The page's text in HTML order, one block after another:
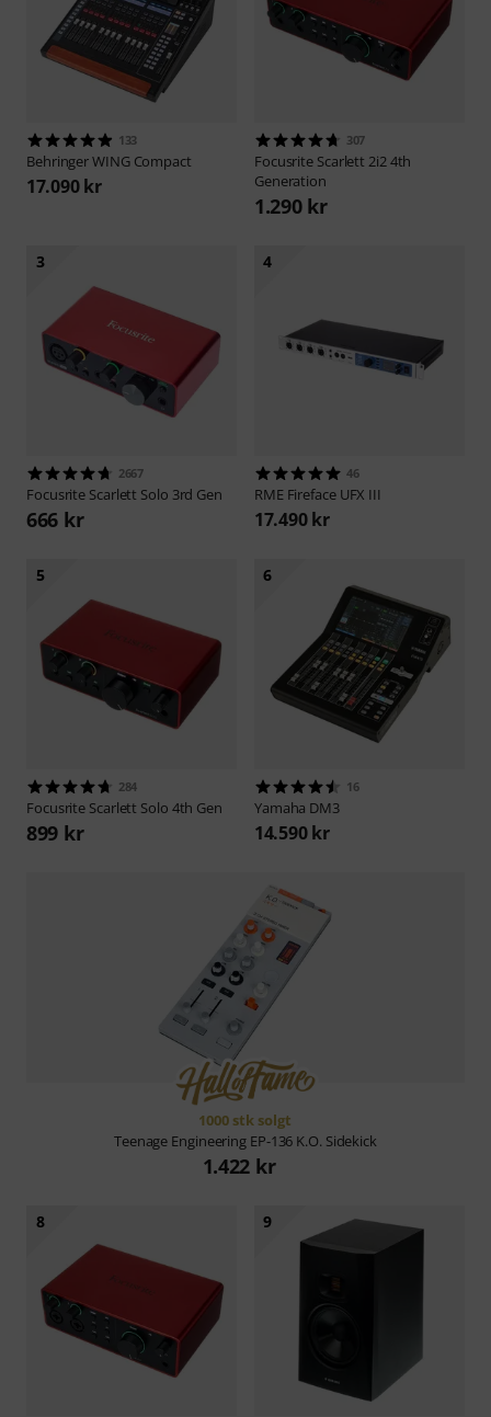
133
BehringerWING Compact
17.090 kr
307
Focusrite Scarlett 2i2 4th
Generation
1.290 kr
3
2667
Focusrite Scarlett Solo 3rd Gen
666 kr
4
46
RME Fireface UFX III
17.490 kr
5
284
Focusrite Scarlett Solo 4th Gen
899 kr
6
16
Yamaha DM3
14.590 kr
1000 stk solgt
Teenage Engineering EP-136 K.O. Sidekick
1.422 kr
8 9